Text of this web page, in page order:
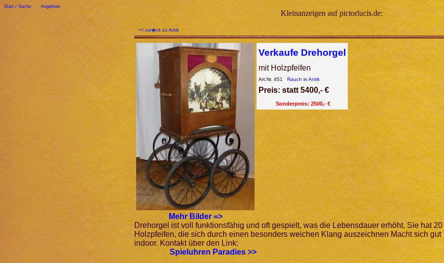
Start / Suche Angebote
Kleinanzeigen auf pictorlucis.de:
<< zur�ck zu Antik
Mehr Bilder =>
Verkaufe Drehorgel
mit Holzpfeifen
Art.Nr. 451 Rauch in Antik
Preis: statt 5400,- €
Sonderpreis: 2500,- €
Drehorgel ist voll funktionsfähig und oft gespielt, was die Lebensdauer erhöht. Sie hat 20
Holzpfeifen, die sich durch einen besonders weichen Klang auszeichnen Macht sich gut
indoor. Kontakt über den Link:
Spieluhren Paradies >>